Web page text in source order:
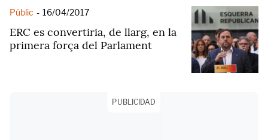
Públic - 16/04/2017
ERC es convertiria, de llarg, en la
primera força del Parlament
PUBLICIDAD